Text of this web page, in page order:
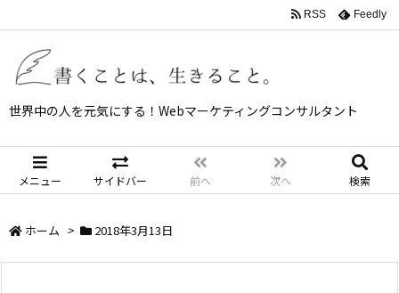
世界中の人を元気にする！Webマーケティングコンサルタント
メニュー サイドバー 前へ 次へ 検索
RSS Feedly
ホーム > 2018年3月13日